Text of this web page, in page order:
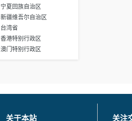
宁夏回族自治区
新疆维吾尔自治区
台湾省
香港特别行政区
澳门特别行政区
关于本站 关注